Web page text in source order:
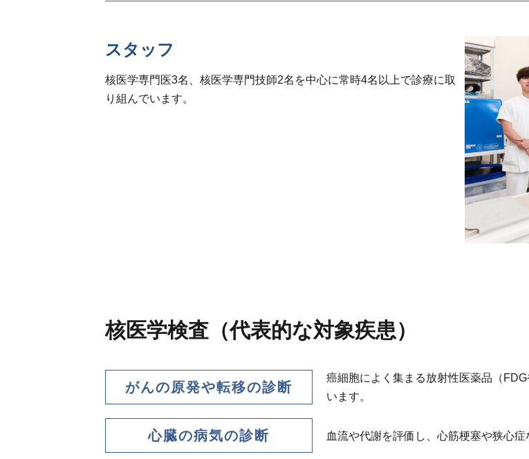
スタッフ
核医学専門医3名、核医学専門技師2名を中心に常時4名以上で診療に取
り組んでいます。
核医学検査（代表的な対象疾患）
がんの原発や転移の診断
癌細胞によく集まる放射性医薬品（
います。
心臓の病気の診断 血流や代謝を評価し、心筋梗塞や狭心